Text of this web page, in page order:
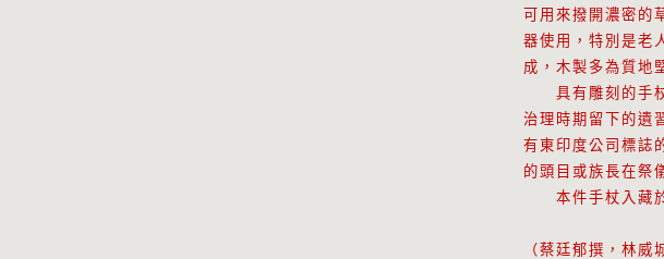
可用來撥開濃密的
器使用，特別是老
成，木製多為質地
具有雕刻的手杖
治理時期留下的遺
有東印度公司標誌
的頭目或族長在祭
本件手杖入藏於
（蔡廷郁撰，林威